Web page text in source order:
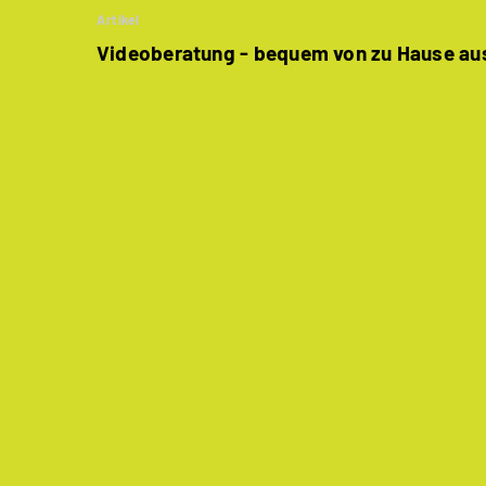
Artikel
Videoberatung - bequem von zu Hause